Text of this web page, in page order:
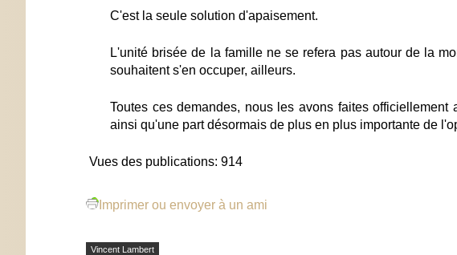
C'est la seule solution d'apaisement.
L'unité brisée de la famille ne se refera pas autour de la
souhaitent s'en occuper, ailleurs.
Toutes ces demandes, nous les avons faites
ainsi qu'une part désormais de plus en plus importante de
Vues des publications: 914
Imprimer ou envoyer à un ami
Vincent Lambert